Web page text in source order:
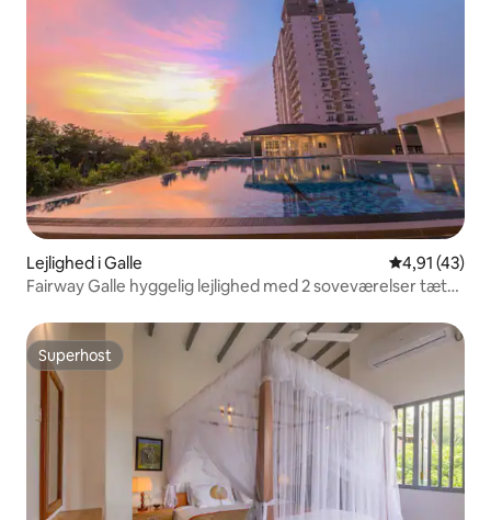
Lejlighed i Galle 4,91 ud af 5
4,91 (43)
Fairway Galle hyggelig lejlighed med 2 soveværelser tæt
Superhost
Superhost